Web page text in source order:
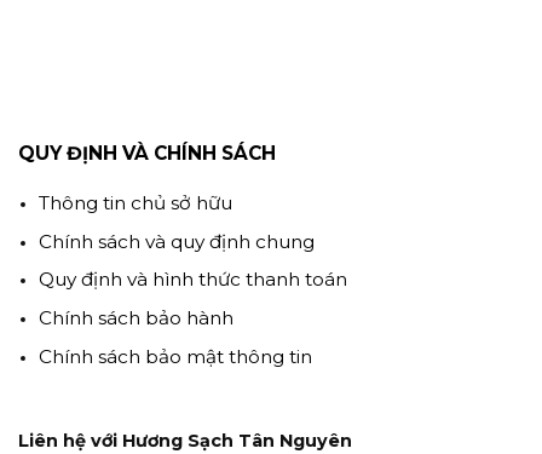
QUY ĐỊNH VÀ CHÍNH SÁCH
Thông tin chủ sở hữu
Chính sách và quy định chung
Quy định và hình thức thanh toán
Chính sách bảo hành
Chính sách bảo mật thông tin
Liên hệ với Hương Sạch Tân Nguyên